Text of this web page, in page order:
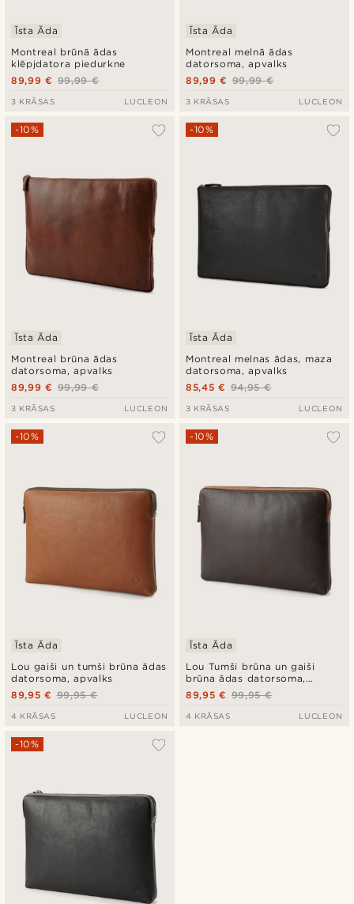
Montreal brūnā ādas
klēpjdatora piedurkne
Īsta Āda
99,99 €
89,99 €
3 KRĀSAS LUCLEON
Montreal melnā ādas
datorsoma, apvalks
Īsta Āda
99,99 €
89,99 €
3 KRĀSAS LUCLEON
Montreal brūna ādas
datorsoma, apvalks
-10%
Īsta Āda
99,99 €
89,99 €
3 KRĀSAS LUCLEON
Montreal melnas ādas, maza
datorsoma, apvalks
-10%
Īsta Āda
94,95 €
85,45 €
3 KRĀSAS LUCLEON
Lou gaiši un tumši brūna ādas
datorsoma, apvalks
-10%
Īsta Āda
99,95 €
89,95 €
4 KRĀSAS LUCLEON
Lou Tumši brūna un gaiši
brūna ādas datorsoma,
apvalks
-10%
Īsta Āda
99,95 €
89,95 €
4 KRĀSAS LUCLEON
-10%